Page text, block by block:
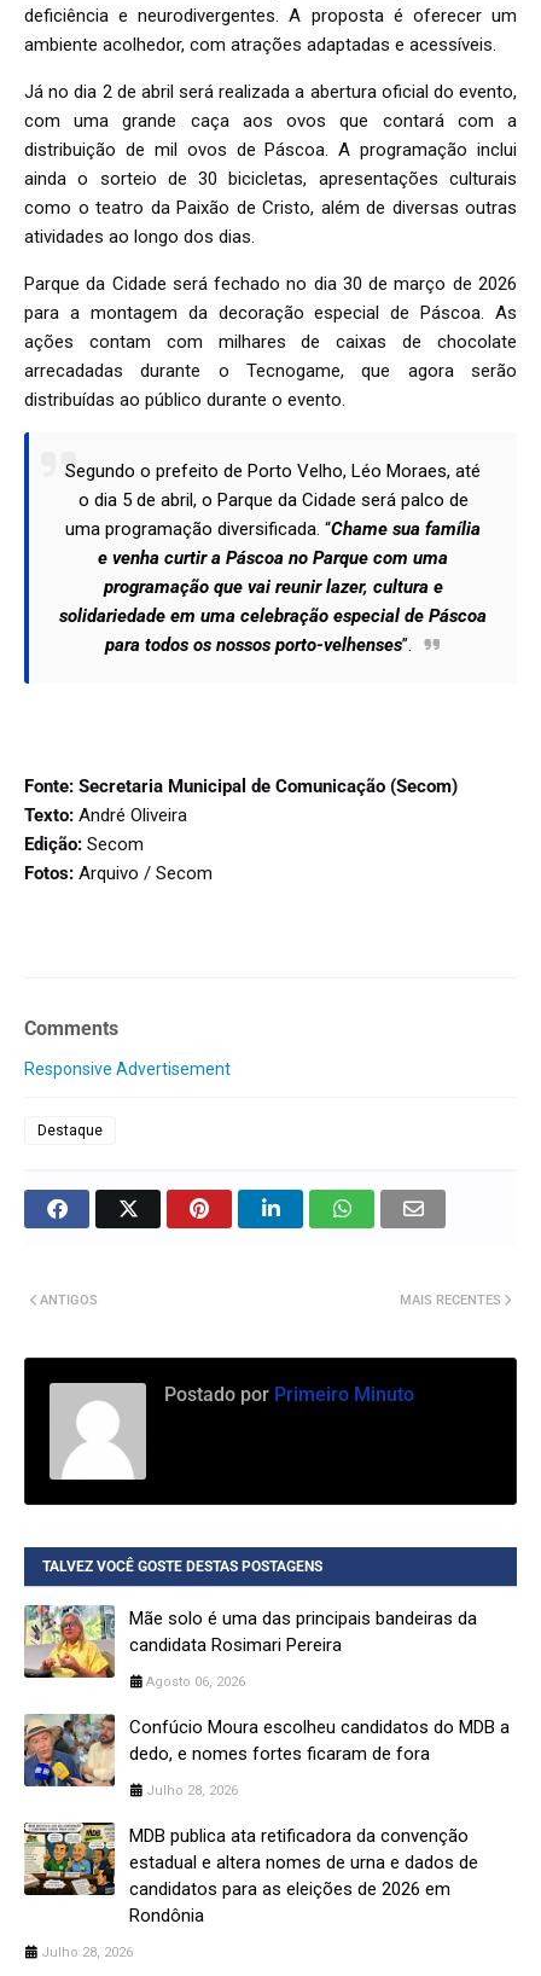
deficiência e neurodivergentes. A proposta é oferecer um
ambiente acolhedor, com atrações adaptadas e acessíveis.
Já no dia 2 de abril será realizada a abertura oficial do evento,
com uma grande caça aos ovos que contará com a
distribuição de mil ovos de Páscoa. A programação inclui
ainda o sorteio de 30 bicicletas, apresentações culturais
como o teatro da Paixão de Cristo, além de diversas outras
atividades ao longo dos dias.
Parque da Cidade será fechado no dia 30 de março de 2026
para a montagem da decoração especial de Páscoa. As
ações contam com milhares de caixas de chocolate
arrecadadas durante o Tecnogame, que agora serão
distribuídas ao público durante o evento.
Segundo o prefeito de Porto Velho, Léo Moraes, até
o dia 5 de abril, o Parque da Cidade será palco de
uma programação diversificada. “Chame sua família
e venha curtir a Páscoa no Parque com uma
programação que vai reunir lazer, cultura e
solidariedade em uma celebração especial de Páscoa
para todos os nossos porto-velhenses”.
Fonte: Secretaria Municipal de Comunicação (Secom)
Texto: André Oliveira
Edição: Secom
Fotos: Arquivo / Secom
Comments
Responsive Advertisement
Destaque
MAIS RECENTES
ANTIGOS
Postado por Primeiro Minuto
TALVEZ VOCÊ GOSTE DESTAS POSTAGENS
Mãe solo é uma das principais bandeiras da
candidata Rosimari Pereira
Agosto 06, 2026
Confúcio Moura escolheu candidatos do MDB a
dedo, e nomes fortes ficaram de fora
Julho 28, 2026
MDB publica ata retificadora da convenção
estadual e altera nomes de urna e dados de
candidatos para as eleições de 2026 em
Rondônia
Julho 28, 2026